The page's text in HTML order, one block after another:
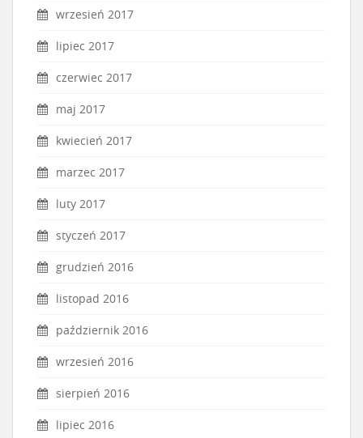
wrzesień 2017
lipiec 2017
czerwiec 2017
maj 2017
kwiecień 2017
marzec 2017
luty 2017
styczeń 2017
grudzień 2016
listopad 2016
październik 2016
wrzesień 2016
sierpień 2016
lipiec 2016